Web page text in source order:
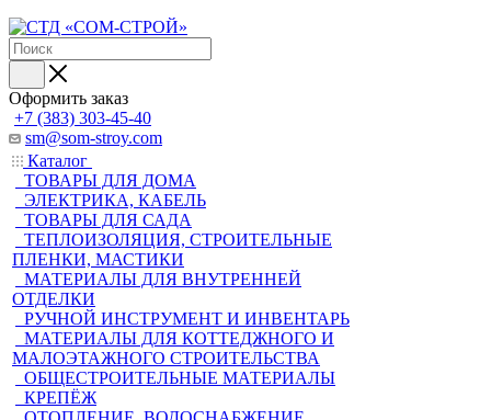
Оформить заказ
+7 (383) 303-45-40
sm@som-stroy.com
Каталог
ТОВАРЫ ДЛЯ ДОМА
ЭЛЕКТРИКА, КАБЕЛЬ
ТОВАРЫ ДЛЯ САДА
ТЕПЛОИЗОЛЯЦИЯ, СТРОИТЕЛЬНЫЕ
ПЛЕНКИ, МАСТИКИ
МАТЕРИАЛЫ ДЛЯ ВНУТРЕННЕЙ
ОТДЕЛКИ
РУЧНОЙ ИНСТРУМЕНТ И ИНВЕНТАРЬ
МАТЕРИАЛЫ ДЛЯ КОТТЕДЖНОГО И
МАЛОЭТАЖНОГО СТРОИТЕЛЬСТВА
ОБЩЕСТРОИТЕЛЬНЫЕ МАТЕРИАЛЫ
КРЕПЁЖ